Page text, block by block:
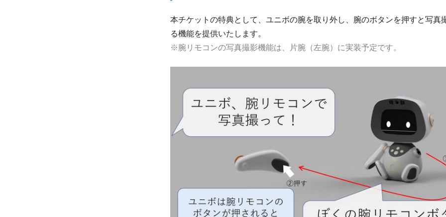
本チケットの特典として、ユニボの腕を取り外し、腕のボタンを押すと写真
る機能を提供いたします。
※腕リモコンの写真撮影機能は、片腕（左腕）に実装予定です。